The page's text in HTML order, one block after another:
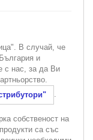
В случай, че
и
с нас, за да Ви
.
собственост на
са със